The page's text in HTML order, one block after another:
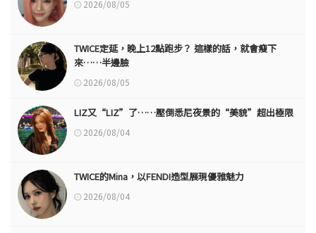
2026/08/05
TWICE定延，晚上12點跑步？ 這樣的話，就會瘦下
來……半邊臉
2026/08/05
LIZ又“LIZ”了……壓倒悉尼夜景的“美貌”超出極限
2026/08/04
TWICE的Mina，以FENDI造型展現優雅魅力
2026/08/04